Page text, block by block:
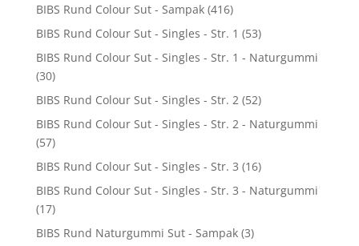
BIBS Rund Colour Sut - Sampak (416)
BIBS Rund Colour Sut - Singles - Str. 1 (53)
BIBS Rund Colour Sut - Singles - Str. 1 - Naturgummi
(30)
BIBS Rund Colour Sut - Singles - Str. 2 (52)
BIBS Rund Colour Sut - Singles - Str. 2 - Naturgummi
(57)
BIBS Rund Colour Sut - Singles - Str. 3 (16)
BIBS Rund Colour Sut - Singles - Str. 3 - Naturgummi
(17)
BIBS Rund Naturgummi Sut - Sampak (3)